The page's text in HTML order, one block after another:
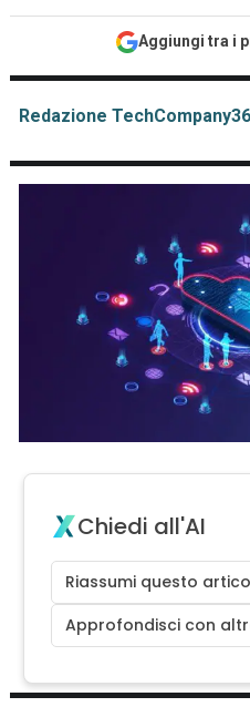
Aggiungi tra i
Redazione
Chiedi all'AI
Riassumi questo
Approfondisci con